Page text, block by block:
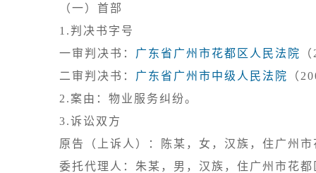
（一）首部
1.判决书字号
一审判决书： 广东省广州市花都区人民法院
二审判决书： 广东省广州市中级人民法院
3.诉讼双方
原告（上诉人）：陈某，女，汉族，住广州
委托代理人：朱某，男，汉族，住广州市花都